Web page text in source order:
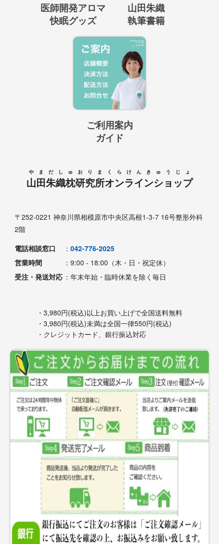
医師開発アロマ
快眠グッズ
山田朱織
執筆書籍
ご利用案内
ガイド
山田朱織枕研究所オンラインショップ
やまだしゅおりまくらけんきゅうじょ
〒252-0221 神奈川県相模原市中央区高根1-3-7 16号整形外科
2階
電話相談窓口
： 042-776-2025
営業時間
：9:00 - 18:00（木・日・祝定休）
受注・発送対応 ：年末年始・臨時休業を除く毎日
・3,980円(税込)以上お買い上げで全国送料無料
・3,980円(税込)未満は全国一律550円(税込)
・クレジットカード、銀行振込対応